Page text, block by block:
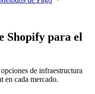
Shopify para el
de infraestructura
en cada mercado.